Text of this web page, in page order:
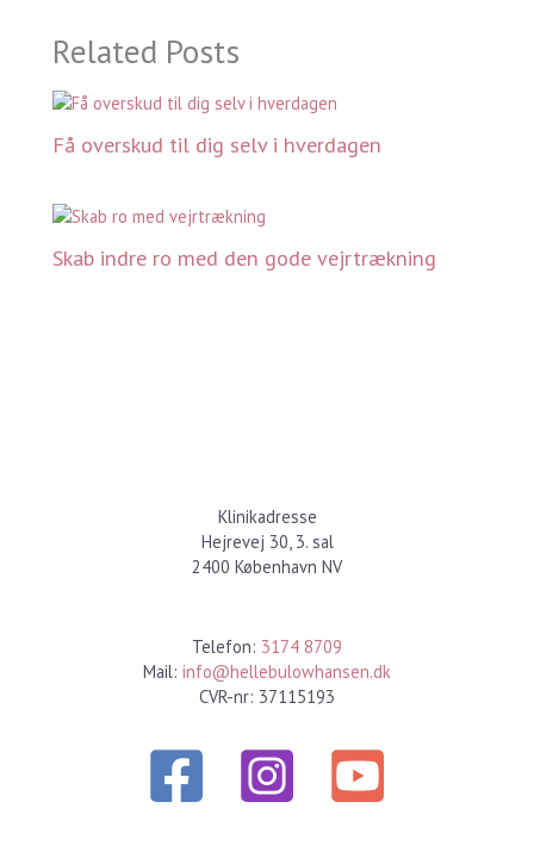
Related Posts
Få overskud til dig selv i hverdagen
Skab indre ro med den gode vejrtrækning
Klinikadresse
Hejrevej 30, 3. sal
2400 København NV
Telefon: 3174 8709
Mail: info@hellebulowhansen.dk
CVR-nr: 37115193